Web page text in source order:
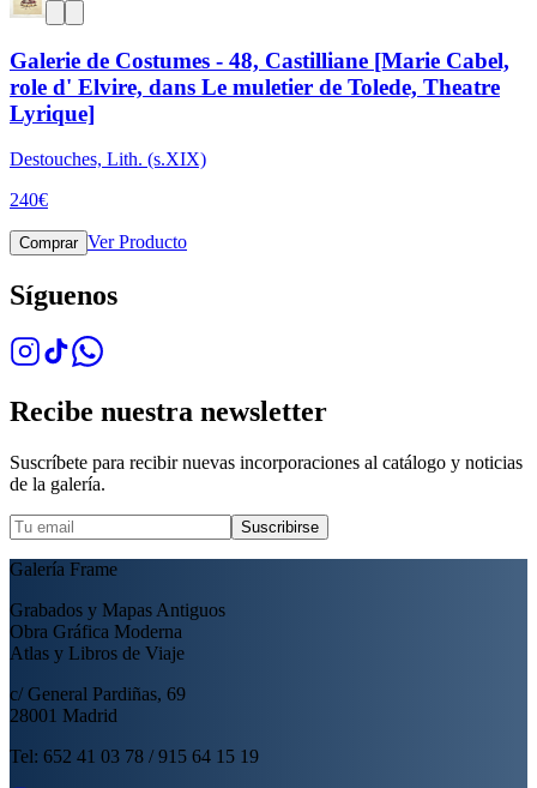
Galerie de Costumes - 48, Castilliane [Marie Cabel,
role d' Elvire, dans Le muletier de Tolede, Theatre
Lyrique]
Destouches, Lith. (s.XIX)
240€
Comprar Ver Producto
Síguenos
Recibe nuestra newsletter
Suscríbete para recibir nuevas incorporaciones al catálogo y noticias
de la galería.
Suscribirse
Galería Frame
Grabados y Mapas Antiguos
Obra Gráfica Moderna
Atlas y Libros de Viaje
c/ General Pardiñas, 69
28001 Madrid
Tel: 652 41 03 78 / 915 64 15 19